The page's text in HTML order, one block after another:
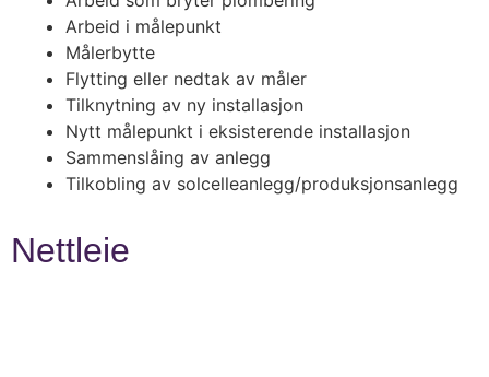
Arbeid i målepunkt
Målerbytte
Flytting eller nedtak av måler
Tilknytning av ny installasjon
Nytt målepunkt i eksisterende installasjon
Sammenslåing av anlegg
Tilkobling av solcelleanlegg/produksjonsanlegg
Nettleie